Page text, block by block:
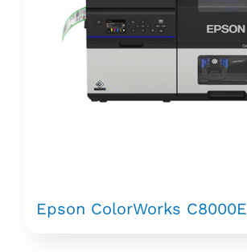
Epson ColorWorks C8000E